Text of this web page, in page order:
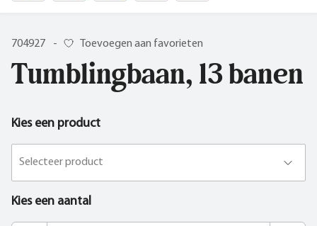
704927 - Toevoegen aan favorieten
Tumblingbaan, 13 banen
Kies een product
Selecteer product
Kies een aantal